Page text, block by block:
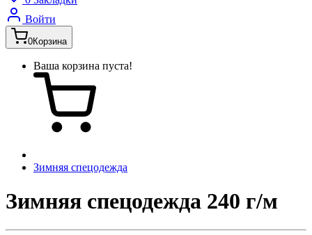
Войти
0Корзина
Ваша корзина пуста!
Зимняя спецодежда
Зимняя спецодежда 240 г/м